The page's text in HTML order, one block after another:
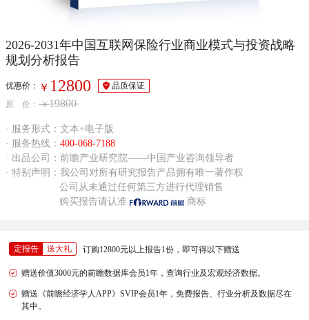
2026-2031年中国互联网保险行业商业模式与投资战略
规划分析报告
优惠价： ￥ 12800
品质保证
原 价： ￥19800
· 服务形式：文本+电子版
· 服务热线： 400-068-7188
· 出品公司：前瞻产业研究院——中国产业咨询领导者
· 特别声明：我公司对所有研究报告产品拥有唯一著作权
公司从未通过任何第三方进行代理销售
购买报告请认准
商标
定报告 送大礼 订购12800元以上报告1份，即可得以下赠送
赠送价值3000元的前瞻数据库会员1年，查询行业及宏观经济数据。
赠送《前瞻经济学人APP》SVIP会员1年，免费报告、行业分析及数据尽在
其中。